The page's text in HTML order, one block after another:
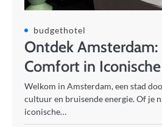
budgethotel
Ontdek Amsterdam:
Comfort in
Welkom in Amsterdam, een stad
cultuur en bruisende energie. Of je
iconische…